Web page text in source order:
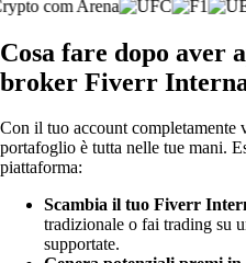
Cosa fare dopo aver
broker Fiverr
Con il tuo account completamente
portafoglio è tutta nelle tue mani.
piattaforma:
Scambia il tuo Fiverr
tradizionale o fai trading su
supportate.